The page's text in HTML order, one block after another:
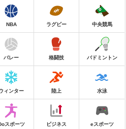
NBA ラグビー 中央競馬
バレー 格闘技 バドミントン
ィンター 陸上 水泳
スポーツ ビジネス eスポーツ